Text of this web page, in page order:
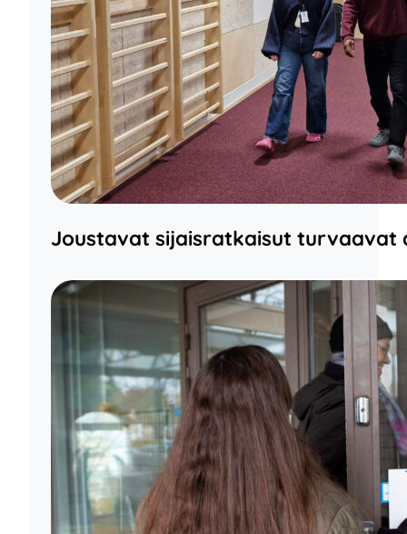
Joustavat sijaisratkaisut turvaavat